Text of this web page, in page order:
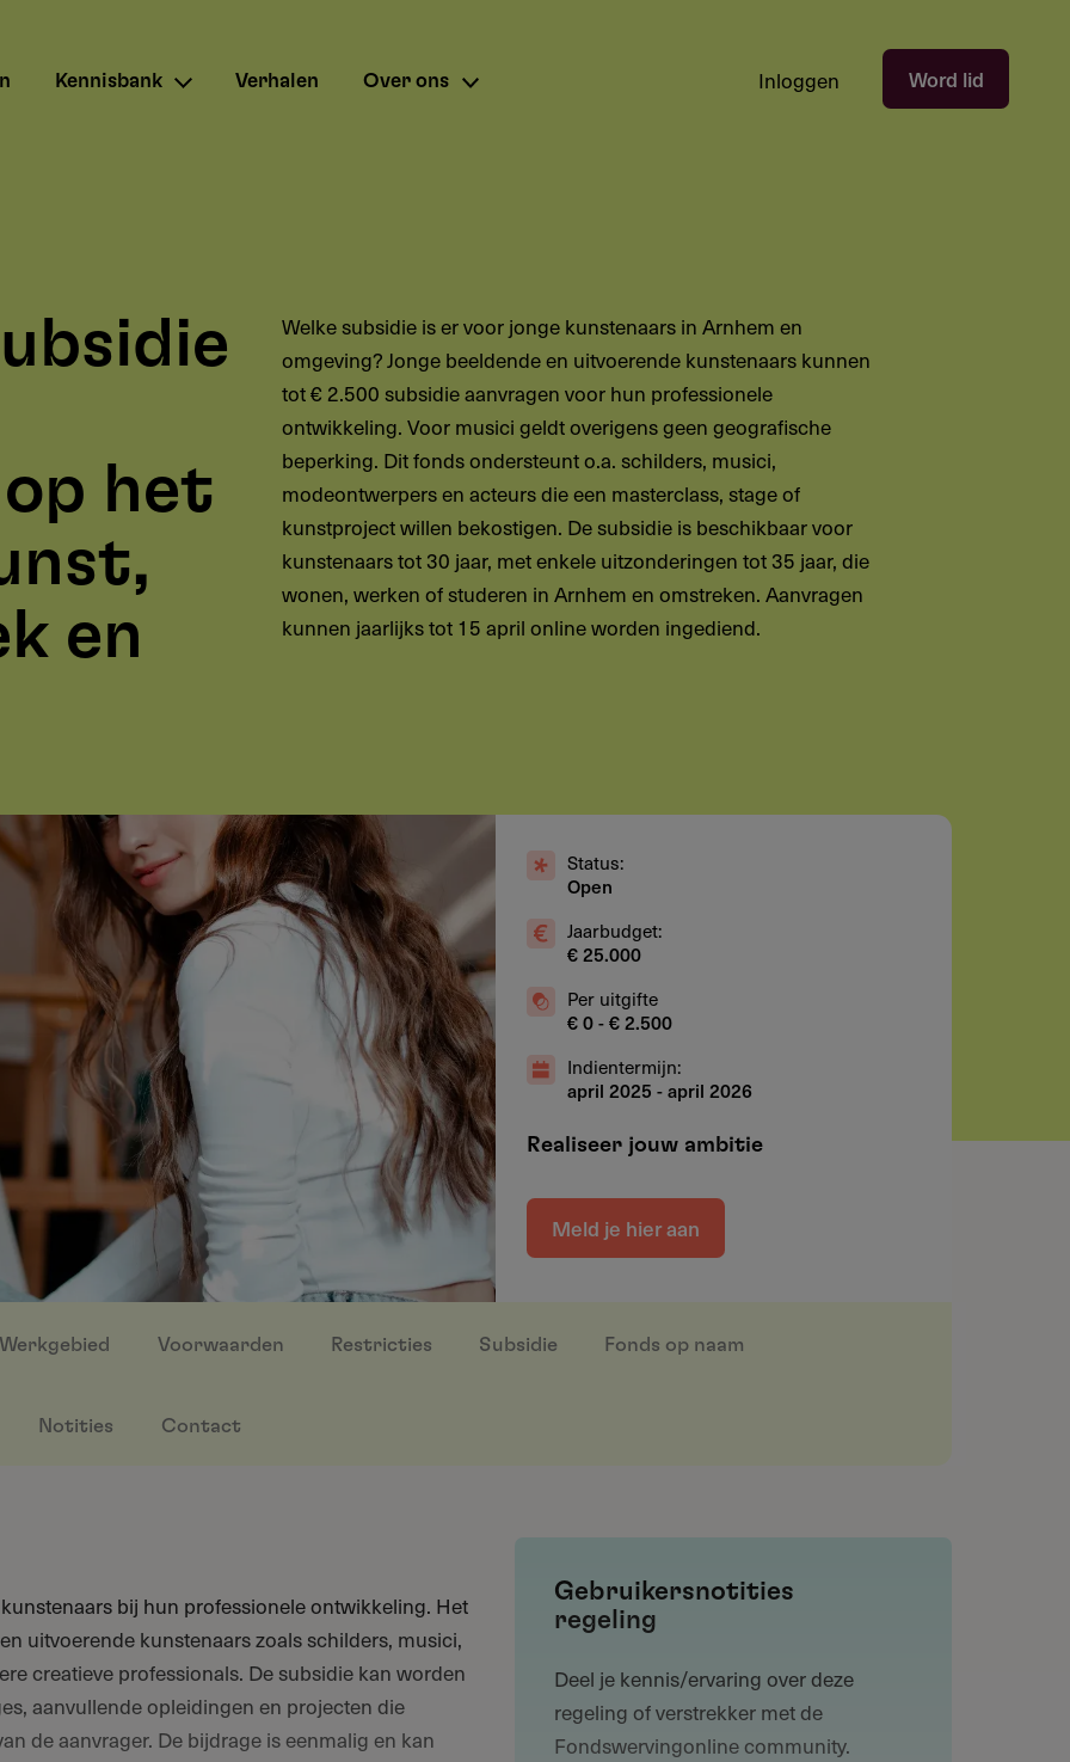
Kennisbank Verhalen Over ons
Hoofdnavigatie
gebruikersectie
Inloggen Word lid
het
en
Welke subsidie is er voor jonge kunstenaars in Arnhem en
omgeving? Jonge beeldende en uitvoerende kunstenaars kunnen
tot € 2.500 subsidie aanvragen voor hun professionele
ontwikkeling. Voor musici geldt overigens geen geografische
beperking. Dit fonds ondersteunt o.a. schilders, musici,
modeontwerpers en acteurs die een masterclass, stage of
kunstproject willen bekostigen. De subsidie is beschikbaar voor
kunstenaars tot 30 jaar, met enkele uitzonderingen tot 35 jaar, die
wonen, werken of studeren in Arnhem en omstreken. Aanvragen
kunnen jaarlijks tot 15 april online worden ingediend.
Status:
Open
Jaarbudget:
€ 25.000
Per uitgifte
€ 0 - € 2.500
Indientermijn:
april 2025 -april 2026
Realiseer jouw ambitie
Meld je hier aan
Werkgebied Voorwaarden Restricties Subsidie Fonds op naam
Notities Contact
bij hun professionele ontwikkeling. Het
uitvoerende kunstenaars zoals schilders, musici,
creatieve professionals. De subsidie kan worden
aanvullende opleidingen en projecten die
de aanvrager. De bijdrage is eenmalig en kan
Gebruikersnotities
regeling
Deel je kennis/ervaring over deze
regeling of verstrekker met de
Fondswervingonline community.